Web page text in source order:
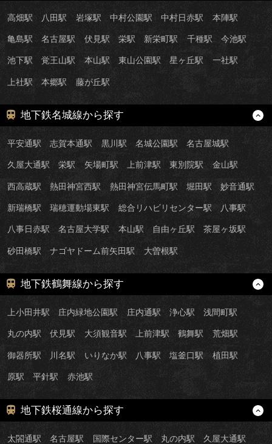
高畑駅 八田駅 岩塚駅 中村公園駅 中村日赤駅 本陣駅
亀島駅 名古屋駅 伏見駅 栄駅 新栄町駅 千種駅 今池駅
池下駅 覚王山駅 本山駅 東山公園駅 星ヶ丘駅 一社駅
上社駅 本郷駅 藤が丘駅
地下鉄名城線から探す
平安通駅 志賀本通駅 黒川駅 名城公園駅 名古屋城駅
久屋大通駅 栄駅 矢場町駅 上前津駅 東別院駅 金山駅
西高蔵駅 熱田神宮西駅 熱田神宮伝馬町駅 堀田駅 妙音通駅
新瑞橋駅 瑞穂運動場東駅 総合リハビリセンター駅 八事駅
八事日赤駅 名古屋大学駅 本山駅 自由ヶ丘駅 茶屋ヶ坂駅
砂田橋駅 ナゴヤドーム前矢田駅 大曽根駅
地下鉄鶴舞線から探す
上小田井駅 庄内緑地公園駅 庄内通駅 浄心駅 浅間町駅
丸の内駅 伏見駅 大須観音駅 上前津駅 鶴舞駅 荒畑駅
御器所駅 川名駅 いりなか駅 八事駅 塩釜口駅 植田駅
原駅 平針駅 赤池駅
地下鉄桜通線から探す
太閤通駅 名古屋駅 国際センター駅 丸の内駅 久屋大通駅